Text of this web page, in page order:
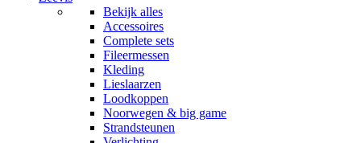
Bekijk alles
Accessoires
Complete sets
Fileermessen
Kleding
Lieslaarzen
Loodkoppen
Noorwegen & big game
Strandsteunen